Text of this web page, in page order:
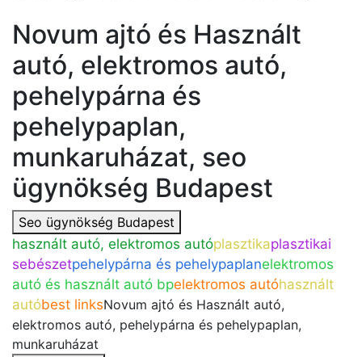
Novum ajtó és Használt
autó, elektromos autó,
pehelypárna és
pehelypaplan,
munkaruházat, seo
ügynökség Budapest
Seo ügynökség Budapest
használt autó, elektromos autóplasztikaplasztikai
sebészetpehelypárna és pehelypaplanelektromos
autó és használt autó bpelektromos autóhasznált
autóbest linksNovum ajtó és Használt autó,
elektromos autó, pehelypárna és pehelypaplan,
munkaruházat